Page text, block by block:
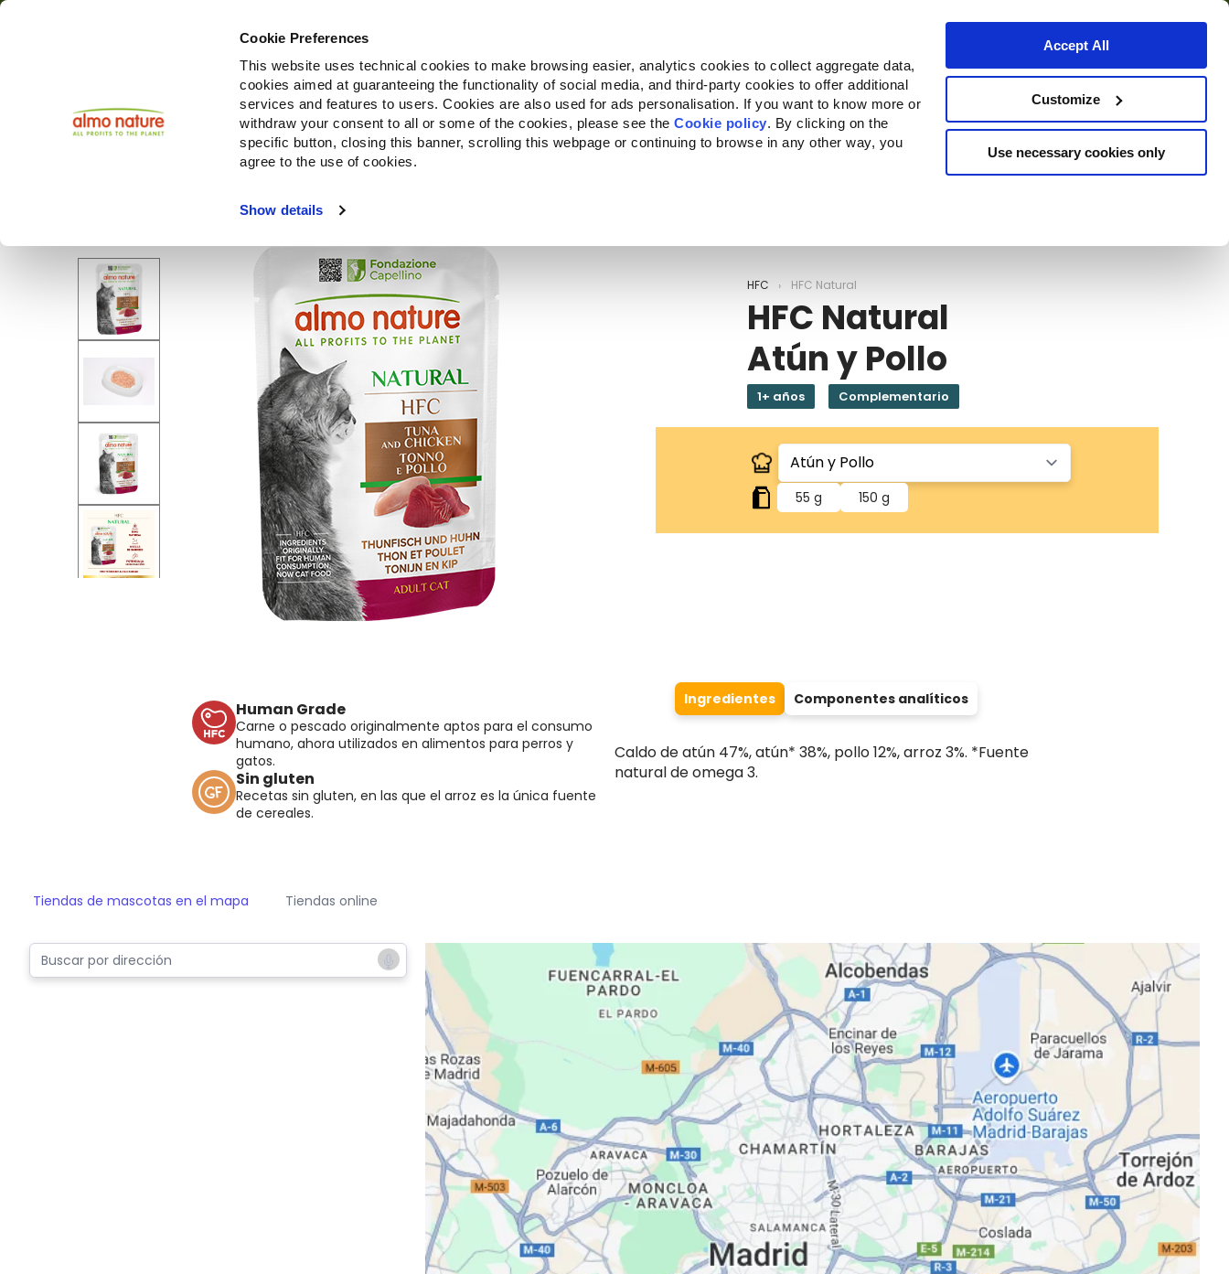
Cookie Preferences
This website uses technical cookies to make browsing easier, analytics cookies to collect aggregate data,
cookies aimed at guaranteeing the functionality of social media, and third-party cookies to offer additional
services and features to users. Cookies are also used for ads personalisation. If you want to know more or
withdraw your consent to all or some of the cookies, please see theCookie policy. By clicking on the
specific button, closing this banner, scrolling this webpage or continuing to browse in any other way, you
agree to the use of cookies.
Show details
Accept All
Customize
Use necessary cookies only
Productos Companion for Life Convocatoria Quiénes somos Dónde comprar
Choose another country or region to see content specific to your location.
HFC HFC Natural
HFC Natural
Atún y Pollo
1+ años Complementario
55 g 150 g
Human Grade
Carne o pescado originalmente aptos para el consumo
humano, ahora utilizados en alimentos para perros y
gatos.
Sin gluten
Recetas sin gluten, en las que el arroz es la única fuente
de cereales.
Ingredientes Componentes analíticos
Caldo de atún 47%, atún* 38%, pollo 12%, arroz 3%. *Fuente
natural de omega 3.
Tiendas de mascotas en el mapa Tiendas online